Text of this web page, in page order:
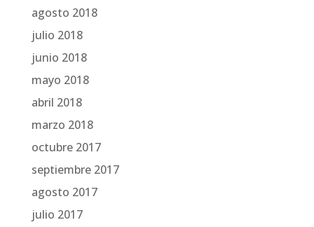
agosto 2018
julio 2018
junio 2018
mayo 2018
abril 2018
marzo 2018
octubre 2017
septiembre 2017
agosto 2017
julio 2017